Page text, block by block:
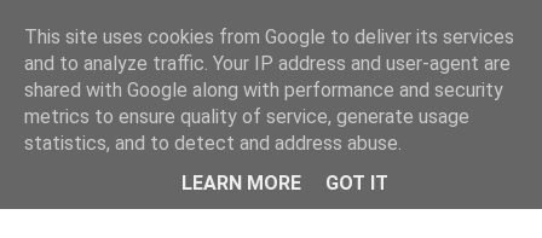
MENU
This site uses cookies from Google to deliver its services
and to analyze traffic. Your IP address and user-agent are
shared with Google along with performance and security
metrics to ensure quality of service, generate usage
statistics, and to detect and address abuse.
LEARN MORE
GOT IT